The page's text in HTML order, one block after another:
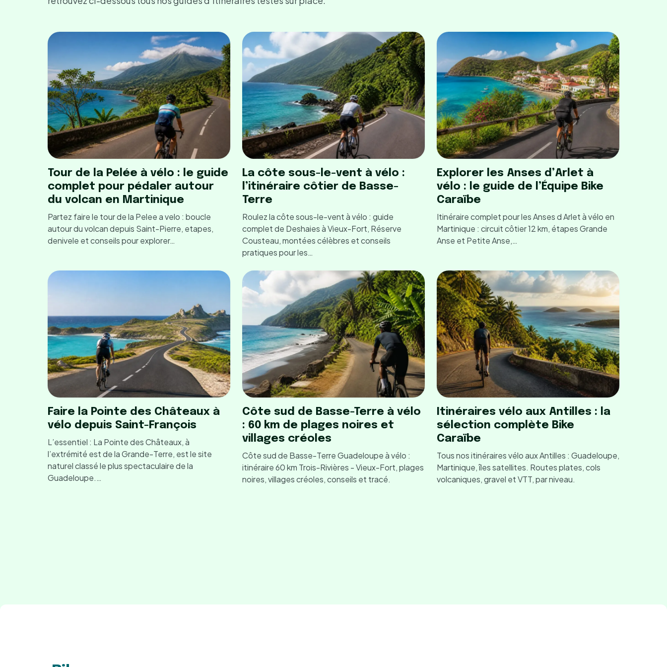
Tour de la Pelée à vélo : le guide
complet pour pédaler autour
du volcan en Martinique
Partez faire le tour de la Pelee a velo : boucle
autour du volcan depuis Saint-Pierre, etapes,
denivele et conseils pour explorer…
La côte sous-le-vent à vélo :
l’itinéraire côtier de Basse-
Terre
Roulez la côte sous-le-vent à vélo : guide
complet de Deshaies à Vieux-Fort, Réserve
Cousteau, montées célèbres et conseils
pratiques pour les…
Explorer les Anses d’Arlet à
vélo : le guide de l’Équipe Bike
Caraïbe
Itinéraire complet pour les Anses d Arlet à vélo en
Martinique : circuit côtier 12 km, étapes Grande
Anse et Petite Anse,…
Faire la Pointe des Châteaux à
vélo depuis Saint-François
L’essentiel : La Pointe des Châteaux, à
l’extrémité est de la Grande-Terre, est le site
naturel classé le plus spectaculaire de la
Guadeloupe.…
Côte sud de Basse-Terre à vélo
: 60 km de plages noires et
villages créoles
Côte sud de Basse-Terre Guadeloupe à vélo :
itinéraire 60 km Trois-Rivières - Vieux-Fort, plages
noires, villages créoles, conseils et tracé.
Itinéraires vélo aux Antilles : la
sélection complète Bike
Caraïbe
Tous nos itinéraires vélo aux Antilles : Guadeloupe,
Martinique, îles satellites. Routes plates, cols
volcaniques, gravel et VTT, par niveau.